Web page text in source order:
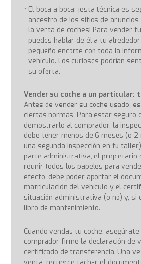
El boca a boca: ¡esta técnica es
ancestro de los sitios de
la venta de coches! Para vender
puedes hablar de él a tu
pequeño encarte con toda la
vehículo. Los curiosos podrían
su oferta.
Vender su coche a un particular:
Antes de vender su coche usado,
ciertas normas. Para estar seguro
demostrarlo al comprador, la
debe tener menos de 6 meses (o
una segunda inspección en tu
parte administrativa, el propietario
reunir todos los papeles para
efecto, debe poder aportar el
matriculación del vehículo y el
situación administrativa (o no) y, si
libro de mantenimiento.
Cuando vendas tu coche,
comprador firme la declaración de
certificado de transferencia. Una